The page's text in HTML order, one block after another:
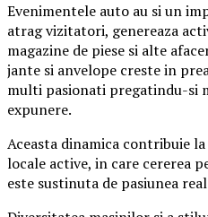
Evenimentele auto au si un
atrag vizitatori, genereaza
magazine de piese si alte
jante si anvelope creste in
multi pasionati pregatindu-si
expunere.
Aceasta dinamica contribuie
locale active, in care cererea
este sustinuta de pasiunea